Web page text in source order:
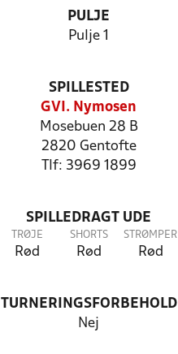
PULJE
Pulje 1
SPILLESTED
GVI. Nymosen
Mosebuen 28 B
2820 Gentofte
Tlf: 3969 1899
SPILLEDRAGT UDE
TRØJE
Rød
SHORTS
Rød
STRØMPER
Rød
TURNERINGSFORBEHOLD
Nej